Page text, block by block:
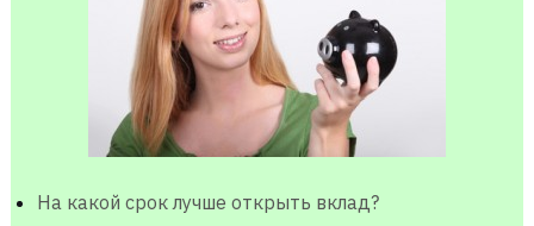
На какой срок лучше открыть вклад?